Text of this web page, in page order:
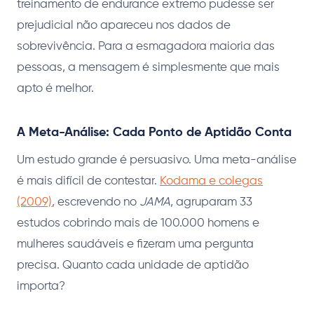
treinamento de endurance extremo pudesse ser
prejudicial não apareceu nos dados de
sobrevivência. Para a esmagadora maioria das
pessoas, a mensagem é simplesmente que mais
apto é melhor.
A Meta-Análise: Cada Ponto de Aptidão Conta
Um estudo grande é persuasivo. Uma meta-análise
é mais difícil de contestar. Kodama e colegas
(2009), escrevendo no JAMA, agruparam 33
estudos cobrindo mais de 100.000 homens e
mulheres saudáveis e fizeram uma pergunta
precisa. Quanto cada unidade de aptidão
importa?